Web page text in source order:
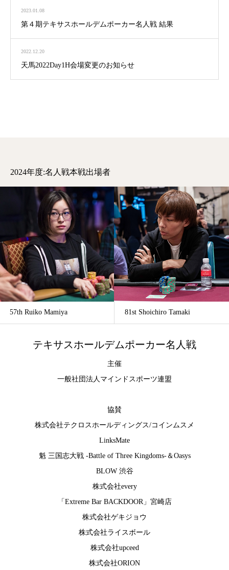
2023.01.08
第４期テキサスホールデムポーカー名人戦 結果
2022.12.20
天馬2022Day1H会場変更のお知らせ
2024年度:名人戦本戦出場者
57th Ruiko Mamiya 81st Shoichiro Tamaki
テキサスホールデムポーカー名人戦
主催
一般社団法人マインドスポーツ連盟
協賛
株式会社テクロスホールディングス/コインムスメ
LinksMate
魁 三国志大戦 -Battle of Three Kingdoms-＆Oasys
BLOW 渋谷
株式会社every
「Extreme Bar BACKDOOR」宮崎店
株式会社ゲキジョウ
株式会社ライスボール
株式会社upceed
株式会社ORION